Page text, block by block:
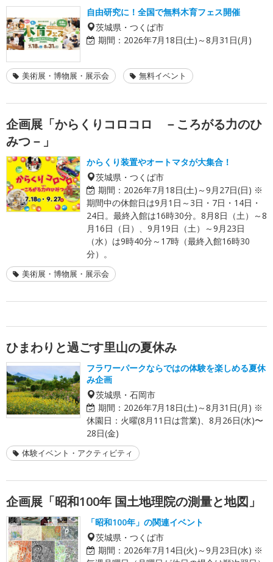
自由研究に！全国で無料木育フェス開催
茨城県・つくば市
期間： 2026年7月18日(土)～8月31日(月)
美術展・博物展・展示会 無料イベント
企画展「からくりコロコロ －ころがる力のひ
みつ－」
からくり装置やオートマタが大集合！
茨城県・つくば市
期間： 2026年7月18日(土)～9月27日(日) ※
期間中の休館日は9月1日～3日・7日・14日・
24日。最終入館は16時30分。8月8日（土）～8
月16日（日）、9月19日（土）～9月23日
（水）は9時40分～17時（最終入館16時30
分）。
美術展・博物展・展示会
ひまわりと過ごす里山の夏休み
フラワーパークならではの体験を楽しめる夏休
み企画
茨城県・石岡市
期間： 2026年7月18日(土)～8月31日(月) ※
休園日：火曜(8月11日は営業)、8月26日(水)〜
28日(金)
体験イベント・アクティビティ
企画展「昭和100年 国土地理院の測量と地図」
「昭和100年」の関連イベント
茨城県・つくば市
期間： 2026年7月14日(火)～9月23日(水) ※